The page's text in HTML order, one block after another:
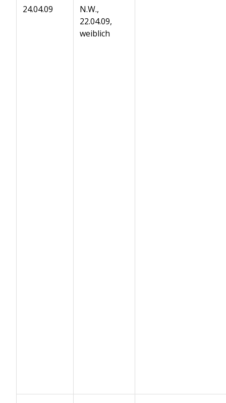
24.04.09
N.W.,
22.04.09,
weiblich